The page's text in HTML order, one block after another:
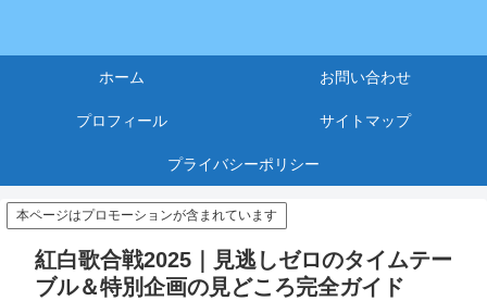
ホーム お問い合わせ
プロフィール サイトマップ
プライバシーポリシー
本ページはプロモーションが含まれています
紅白歌合戦2025｜見逃しゼロのタイムテー
ブル＆特別企画の見どころ完全ガイド